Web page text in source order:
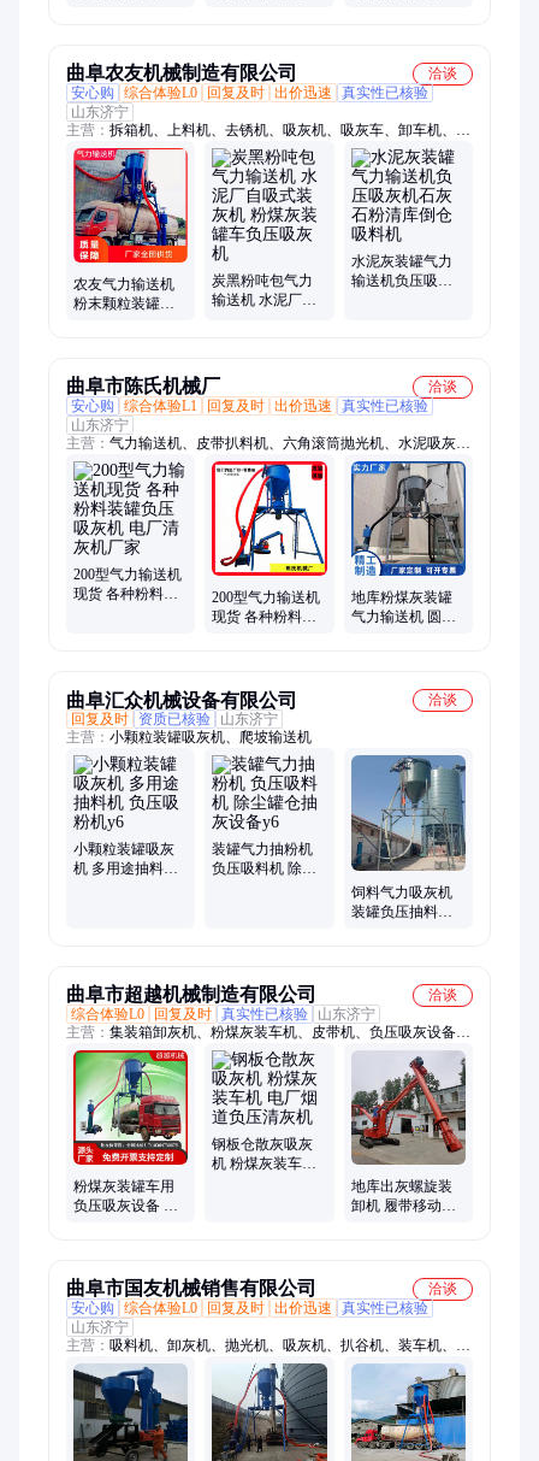
曲阜农友机械制造有限公司
洽谈
安心购
综合体验L0 回复及时 出价迅速
真实性已核验
山东济宁
主营： 拆箱机、上料机、去锈机、吸灰机、吸灰车、卸车机、吸
送机、打磨机、研磨机、扒料机、输送机、卸粮机、装车机、传
送带、扒粮机、滚筒抛光机、挖树机、气力输送机、螺旋输送
机、皮带输送机、管链机
农友气力输送机
粉末颗粒装罐装
炭黑粉吨包气力
输送机 水泥厂自
水泥灰装罐气力
输送机负压吸灰
曲阜市陈氏机械厂
洽谈
安心购
综合体验L1 回复及时 出价迅速
真实性已核验
山东济宁
主营： 气力输送机、皮带扒料机、六角滚筒抛光机、水泥吸灰
机、气力吸料机、螺旋扒料机、集装箱卸灰机
200型气力输送机
现货 各种粉料装
200型气力输送机
现货 各种粉料装
地库粉煤灰装罐
气力输送机 圆筒
曲阜汇众机械设备有限公司
洽谈
回复及时
资质已核验
山东济宁
主营： 小颗粒装罐吸灰机、爬坡输送机
小颗粒装罐吸灰
机 多用途抽料机
装罐气力抽粉机
负压吸料机 除尘
饲料气力吸灰机
装罐负压抽料机
曲阜市超越机械制造有限公司
洽谈
综合体验L0
回复及时 真实性已核验
山东济宁
主营： 集装箱卸灰机、粉煤灰装车机、皮带机、负压吸灰设备、
斗提机、螺旋绞龙、管链上料机、扒粮机
粉煤灰装罐车用
负压吸灰设备 水
钢板仓散灰吸灰
机 粉煤灰装车机
地库出灰螺旋装
卸机 履带移动式
曲阜市国友机械销售有限公司
洽谈
安心购
综合体验L0 回复及时 出价迅速
真实性已核验
山东济宁
主营： 吸料机、卸灰机、抛光机、吸灰机、扒谷机、装车机、装
灰机、螺旋装料机、水泥提料机、气力输送机、螺旋输送机、皮
带输送机、集装箱倒箱机、ne50板链斗提机